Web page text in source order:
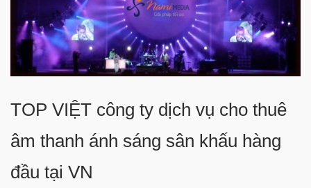
TOP VIỆT công ty dịch vụ cho thuê
âm thanh ánh sáng sân khấu hàng
đầu tại VN